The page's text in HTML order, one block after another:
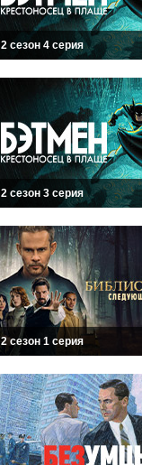
2 сезон 4 серия
2 сезон 3 серия
2 сезон 1 серия